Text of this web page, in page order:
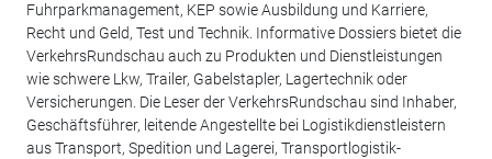
Fuhrparkmanagement, KEP sowie Ausbildung und Karriere,
Recht und Geld, Test und Technik. Informative Dossiers bietet die
VerkehrsRundschau auch zu Produkten und Dienstleistungen
wie schwere Lkw, Trailer, Gabelstapler, Lagertechnik oder
Versicherungen. Die Leser der VerkehrsRundschau sind Inhaber,
Geschäftsführer, leitende Angestellte bei Logistikdienstleistern
aus Transport, Spedition und Lagerei, Transportlogistik-